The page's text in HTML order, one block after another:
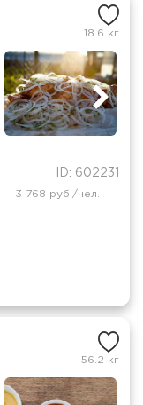
18.6 кг
ID: 602231
3 768 руб./чел.
56.2 кг